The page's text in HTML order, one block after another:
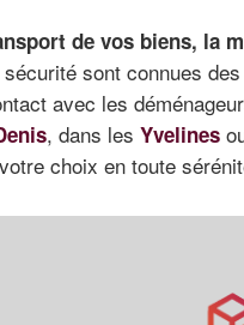
de vos biens, la
sont connues
avec les
, dans les Yvelines
choix en toute